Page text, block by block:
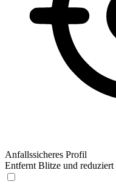
Anfallssicheres Profil
Entfernt Blitze und reduziert